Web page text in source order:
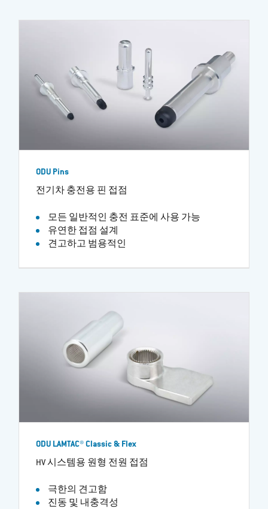
ODU Pins
전기차 충전용 핀 접점
모든 일반적인 충전 표준에 사용 가능
유연한 접점 설계
견고하고 범용적인
ODU LAMTAC® Classic & Flex
HV 시스템용 원형 전원 접점
극한의 견고함
진동 및 내충격성